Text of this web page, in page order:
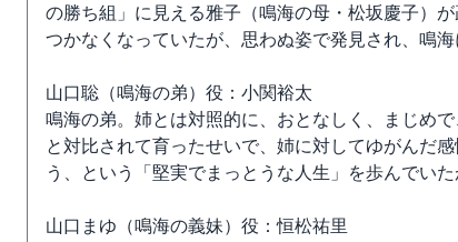
の勝ち組」に見える雅子（鳴海の母・松坂慶子）
つかなくなっていたが、思わぬ姿で発見され、鳴海
山口聡（鳴海の弟）役：小関裕太
鳴海の弟。姉とは対照的に、おとなしく、まじめ
と対比されて育ったせいで、姉に対してゆがんだ
う、という「堅実でまっとうな人生」を歩んでいた
山口まゆ（鳴海の義妹）役：恒松祐里